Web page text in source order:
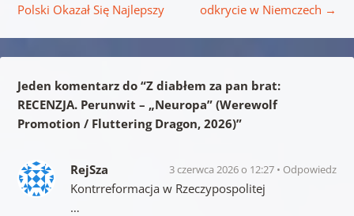
Polski Okazał Się Najlepszy
odkrycie w Niemczech →
Jeden komentarz do “Z diabłem za pan brat:
RECENZJA. Perunwit – „Neuropa” (Werewolf
Promotion / Fluttering Dragon, 2026)”
RejSza 3 czerwca 2026 o 12:27 Odpowiedz
Kontrreformacja w Rzeczypospolitej
…